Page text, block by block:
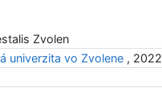
Zvolen
univerzita vo Zvolene , 2022